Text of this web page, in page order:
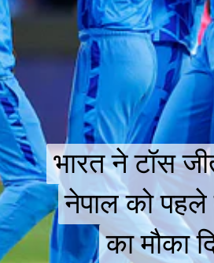
भारत ने टॉस
नेपाल को पहले
का मौका
भारत ने टॉस
नेपाल को पहले
का मौका